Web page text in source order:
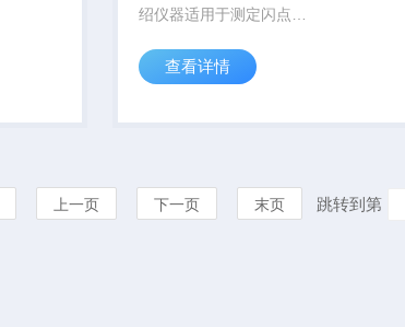
绍仪器适用于测定闪点
品和其他液体。整机以混合
核心，自动完成闪点测试的
查看详情
上一页 下一页 末页 跳转到第